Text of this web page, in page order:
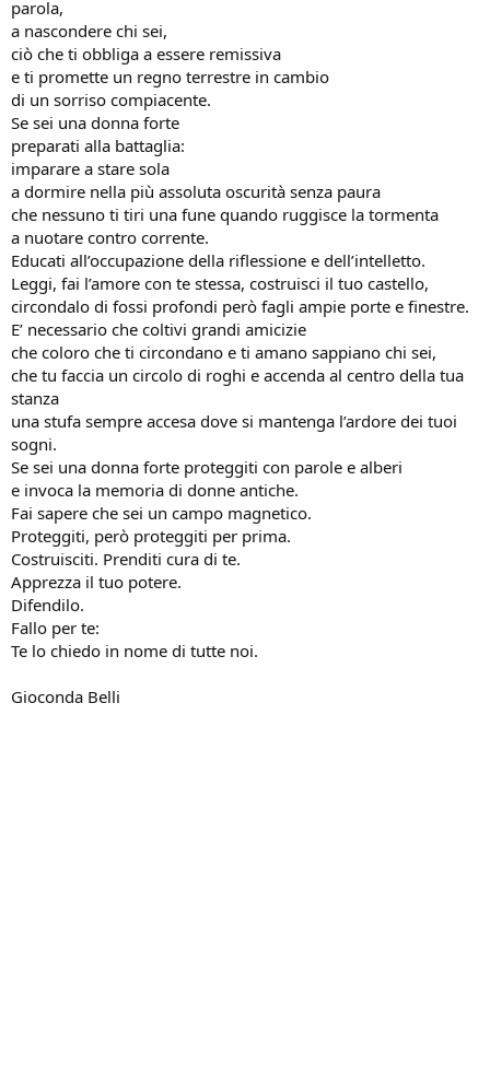
parola,
a nascondere chi sei,
ciò che ti obbliga a essere remissiva
e ti promette un regno terrestre in cambio
di un sorriso compiacente.
Se sei una donna forte
preparati alla battaglia:
imparare a stare sola
a dormire nella più assoluta oscurità senza paura
che nessuno ti tiri una fune quando ruggisce la tormenta
a nuotare contro corrente.
Educati all’occupazione della riflessione e dell’intelletto.
Leggi, fai l’amore con te stessa, costruisci il tuo castello,
circondalo di fossi profondi però fagli ampie porte e finestre.
E’ necessario che coltivi grandi amicizie
che coloro che ti circondano e ti amano sappiano chi sei,
che tu faccia un circolo di roghi e accenda al centro della tua
stanza
una stufa sempre accesa dove si mantenga l’ardore dei tuoi
sogni.
Se sei una donna forte proteggiti con parole e alberi
e invoca la memoria di donne antiche.
Fai sapere che sei un campo magnetico.
Proteggiti, però proteggiti per prima.
Costruisciti. Prenditi cura di te.
Apprezza il tuo potere.
Difendilo.
Fallo per te:
Te lo chiedo in nome di tutte noi.
Gioconda Belli